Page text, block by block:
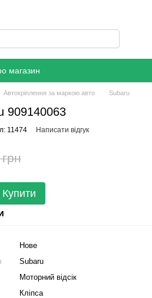
магазин
Автокріплення за маркою авто Subaru
909140063
11474 Написати відгук
Купити
Нове
Subaru
Моторний відсік
Кліпса